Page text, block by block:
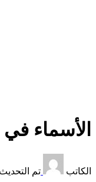
الأسماء
الكاتب تم